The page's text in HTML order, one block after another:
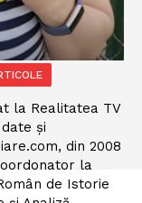
la Realitatea TV
și
din 2008
la
de Istorie